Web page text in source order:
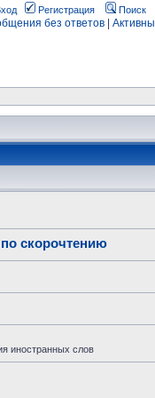
Регистрация Поиск
без ответов
скорочтению
иностранных слов